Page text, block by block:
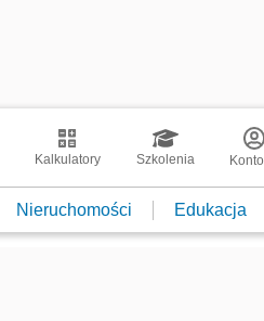
Kalkulatory Szkolenia Konto
Nieruchomości Edukacja